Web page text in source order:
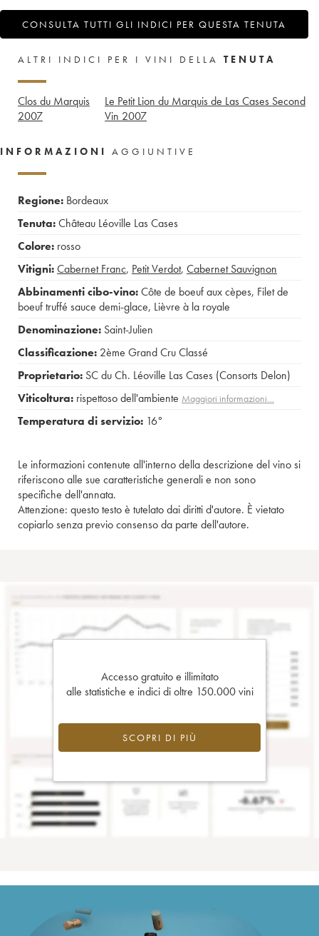
CONSULTA TUTTI GLI INDICI PER QUESTA TENUTA
ALTRI INDICI PER I VINI DELLA TENUTA
Clos du Marquis
2007
Le Petit Lion du Marquis de Las Cases Second
Vin 2007
INFORMAZIONI AGGIUNTIVE
Regione: Bordeaux
Tenuta:Château Léoville Las Cases
Colore: rosso
Vitigni:Cabernet Franc, Petit Verdot, Cabernet Sauvignon
Abbinamenti cibo-vino:Côte de boeuf aux cèpes, Filet de
boeuf truffé sauce demi-glace, Lièvre à la royale
Denominazione: Saint-Julien
Classificazione: 2ème Grand Cru Classé
Proprietario: SC du Ch. Léoville Las Cases (Consorts Delon)
Viticoltura: rispettoso dell'ambiente Maggiori informazioni…
Temperatura di servizio: 16°
Le informazioni contenute all'interno della descrizione del vino si
riferiscono alle sue caratteristiche generali e non sono
specifiche dell'annata.
Attenzione: questo testo è tutelato dai diritti d'autore. È vietato
copiarlo senza previo consenso da parte dell'autore.
Accesso gratuito e illimitato
alle statistiche e indici di oltre 150.000 vini
SCOPRI DI PIÙ